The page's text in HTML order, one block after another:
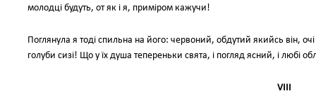
молодці будуть, от як і я, приміром кажучи!
Поглянула я тоді спильна на його: червоний, обдутий якийсь він,
голуби сизі! Що у їх душа тепереньки свята, і погляд ясний, і любі
VIII